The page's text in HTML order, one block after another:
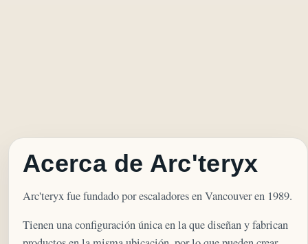
Acerca de Arc'teryx
Arc'teryx fue fundado por escaladores en Vancouver en 1989.
Tienen una configuración única en la que diseñan y fabrican